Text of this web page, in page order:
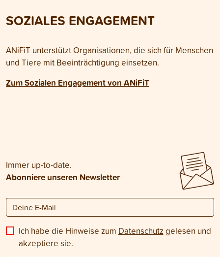
SOZIALES ENGAGEMENT
ANiFiT unterstützt Organisationen, die sich für Menschen
und Tiere mit Beeinträchtigung einsetzen.
Zum Sozialen Engagement von ANiFiT
Immer up-to-date.
Abonniere unseren Newsletter
Ich habe die Hinweise zum Datenschutz gelesen und
akzeptiere sie.